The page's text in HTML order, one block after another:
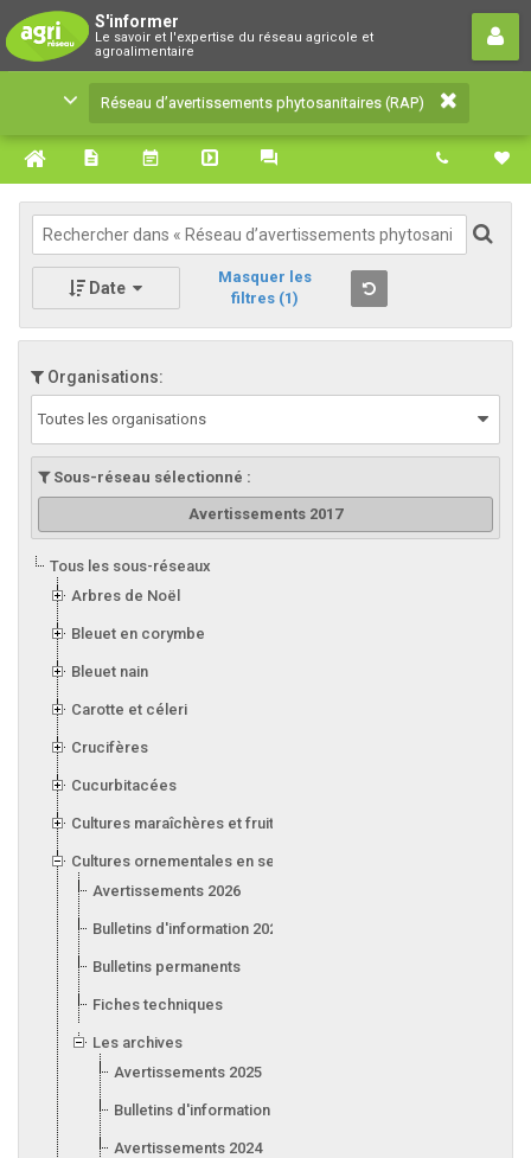
S'informer
Le savoir et l'expertise du réseau agricole et
agroalimentaire
Réseau d’avertissements
phytosanitaires (RAP)
Le savoir et l'expertise du réseau agricole et
agroalimentaire
Réseau d’avertissements phytosanitaires (RAP)
Date
Masquer les
filtres (1)
Organisations:
Toutes les organisations
Sous-réseau sélectionné :
Avertissements 2017
Tous les sous-réseaux
Arbres de Noël
Bleuet en corymbe
Bleuet nain
Carotte et céleri
Crucifères
Cucurbitacées
Cultures maraîchères et fruitières en serre
Cultures ornementales en serre
Avertissements 2026
Bulletins d'information 2026
Bulletins permanents
Fiches techniques
Les archives
Avertissements 2025
Bulletins d'information 2025
Avertissements 2024